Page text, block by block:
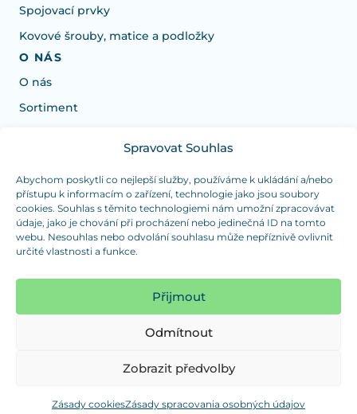
Spravovat Souhlas
Abychom poskytli co nejlepší služby, používáme k ukládání a/nebo
přístupu k informacím o zařízení, technologie jako jsou soubory
cookies. Souhlas s těmito technologiemi nám umožní zpracovávat
údaje, jako je chování při procházení nebo jedinečná ID na tomto
webu. Nesouhlas nebo odvolání souhlasu může nepříznivě ovlivnit
určité vlastnosti a funkce.
Přijmout
Odmítnout
Zobrazit předvolby
Zásady cookiesZásady spracovania osobných údajov
Spojovací prvky
Kovové šrouby, matice a podložky
O NÁS
O nás
Sortiment
Potrebujete poradiť s výberom?
Sme tu pre vás Pondelok-Štvrtok od: 7:30 - 15:30 hod
a Piatok od 7:30 - 14:30 hod
duranplast@duranplast.sk +421 0905 780 862
(platba iba v hotovosti)
Sme tu pre vás Pondelok-Štvrtok od: 7:30 - 15:30 hod